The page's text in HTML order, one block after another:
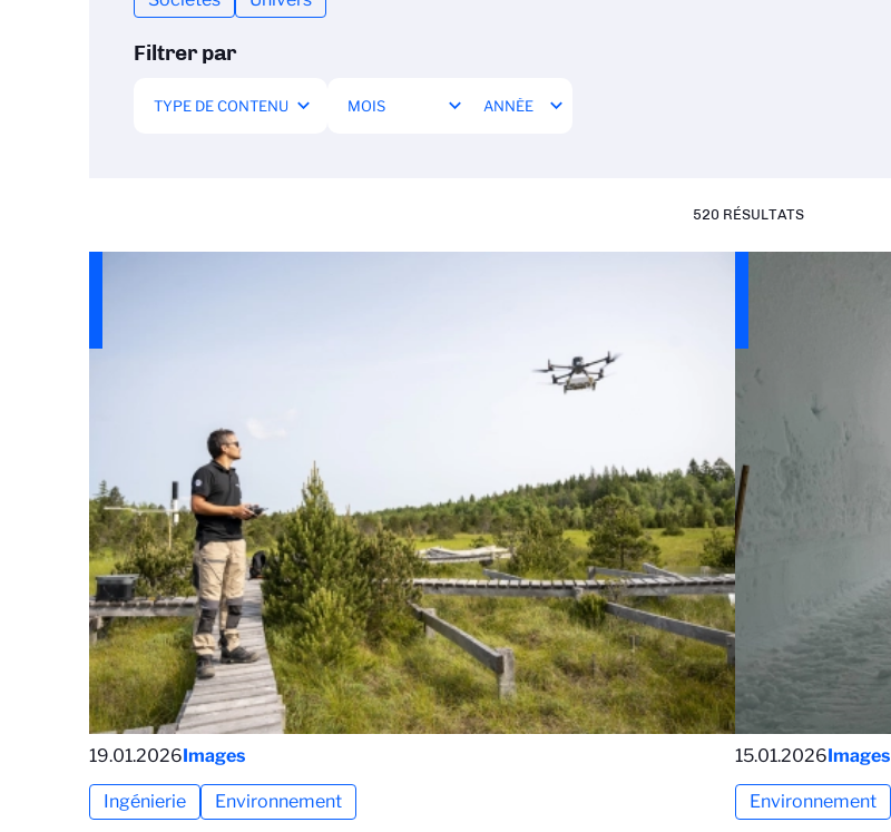
Filtrer par
520 RÉSULTATS
19.01.2026Images
Ingénierie Environnement
15.01.2026Images
Environnement